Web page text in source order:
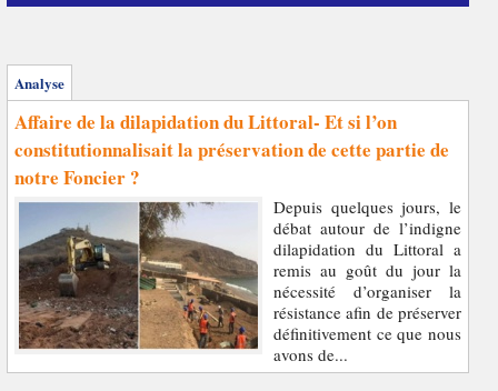
Analyse
Affaire de la dilapidation du Littoral- Et si l’on
constitutionnalisait la préservation de cette partie de
notre Foncier ?
Depuis quelques jours, le
débat autour de l’indigne
dilapidation du Littoral a
remis au goût du jour la
nécessité d’organiser la
résistance afin de préserver
définitivement ce que nous
avons de...